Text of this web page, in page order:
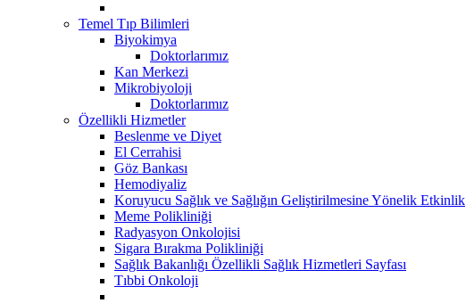
Temel Tıp Bilimleri
Biyokimya
Doktorlarımız
Kan Merkezi
Mikrobiyoloji
Doktorlarımız
Özellikli Hizmetler
Beslenme ve Diyet
El Cerrahisi
Göz Bankası
Hemodiyaliz
Koruyucu Sağlık ve Sağlığın Geliştirilmesine Yönelik Etkinlik
Meme Polikliniği
Radyasyon Onkolojisi
Sigara Bırakma Polikliniği
Sağlık Bakanlığı Özellikli Sağlık Hizmetleri Sayfası
Tıbbi Onkoloji